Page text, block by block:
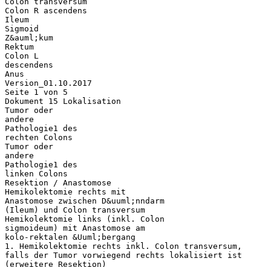
Colon R ascendens
Ileum
Sigmoid
Z&auml;kum
Rektum
Colon L
descendens
Anus
Version_01.10.2017
Seite 1 von 5
Dokument 15 Lokalisation
Tumor oder
andere
Pathologie1 des
rechten Colons
Tumor oder
andere
Pathologie1 des
linken Colons
Resektion / Anastomose
Hemikolektomie rechts mit
Anastomose zwischen D&uuml;nndarm
(Ileum) und Colon transversum
Hemikolektomie links (inkl. Colon
sigmoideum) mit Anastomose am
kolo-rektalen &Uuml;bergang
1. Hemikolektomie rechts inkl. Colon transversum,
falls der Tumor vorwiegend rechts lokalisiert ist
(erweitere Resektion)